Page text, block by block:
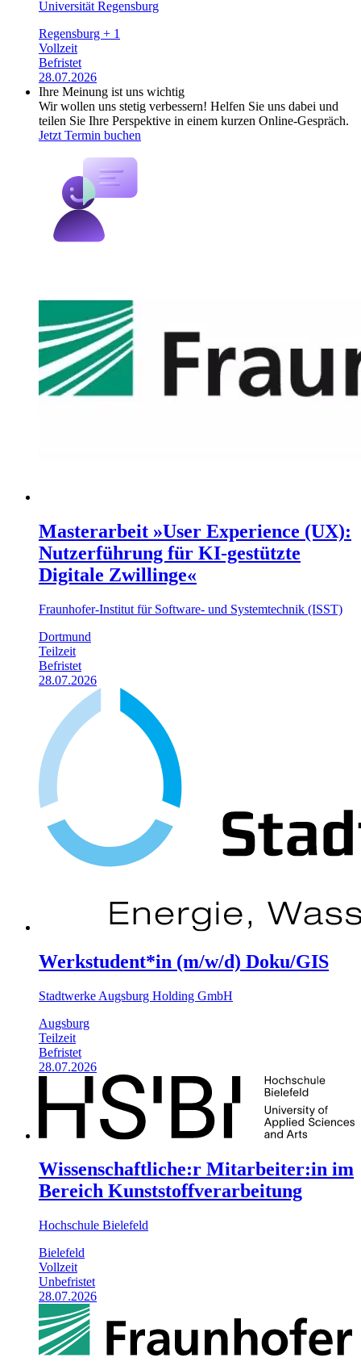
Universität Regensburg
Regensburg + 1
Vollzeit
Befristet
28.07.2026
Ihre Meinung ist uns wichtig
Wir wollen uns stetig verbessern! Helfen Sie uns dabei und
teilen Sie Ihre Perspektive in einem kurzen Online-Gespräch.
Jetzt Termin buchen
Masterarbeit »User Experience (UX):
Nutzerführung für KI-gestützte
Digitale Zwillinge«
Fraunhofer-Institut für Software- und Systemtechnik (ISST)
Dortmund
Teilzeit
Befristet
28.07.2026
Werkstudent*in (m/w/d) Doku/GIS
Stadtwerke Augsburg Holding GmbH
Augsburg
Teilzeit
Befristet
28.07.2026
Wissenschaftliche:r Mitarbeiter:in im
Bereich Kunststoffverarbeitung
Hochschule Bielefeld
Bielefeld
Vollzeit
Unbefristet
28.07.2026